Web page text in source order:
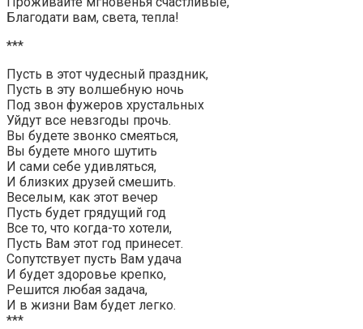
Благодати вам, света, тепла!
***
Пусть в этот чудесный праздник,
Пусть в эту волшебную ночь
Под звон фужеров хрустальных
Уйдут все невзгоды прочь.
Вы будете звонко смеяться,
Вы будете много шутить
И сами себе удивляться,
И близких друзей смешить.
Веселым, как этот вечер
Пусть будет грядущий год
Все то, что когда-то хотели,
Пусть Вам этот год принесет.
Сопутствует пусть Вам удача
И будет здоровье крепко,
Решится любая задача,
И в жизни Вам будет легко.
***